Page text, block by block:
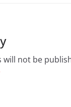
will not be